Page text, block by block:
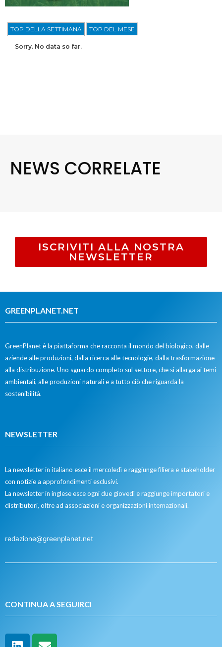
TOP DELLA SETTIMANA TOP DEL MESE
Sorry. No data so far.
NEWS CORRELATE
ISCRIVITI ALLA NOSTRA
NEWSLETTER
GREENPLANET.NET
GreenPlanet è la piattaforma che racconta il mondo del biologico, dalle
aziende alle produzioni, dalla ricerca alle tecnologie, dalla trasformazione
alla distribuzione. Uno sguardo completo sul settore, che si allarga ai temi
ambientali, alle produzioni naturali e a tutto ciò che riguarda la
sostenibilità.
NEWSLETTER
La newsletter in italiano esce il mercoledì e raggiunge filiera e stakeholder
con notizie a approfondimenti esclusivi.
La newsletter in inglese esce ogni due giovedì e raggiunge importatori e
distributori, oltre ad associazioni e organizzazioni internazionali.
redazione@greenplanet.net
CONTINUA A SEGUIRCI